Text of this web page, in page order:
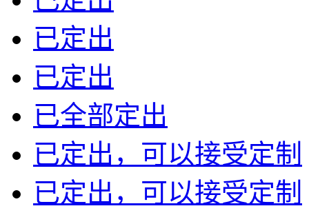
已定出
已定出
已全部定出
已定出，可以接受定制
已定出，可以接受定制